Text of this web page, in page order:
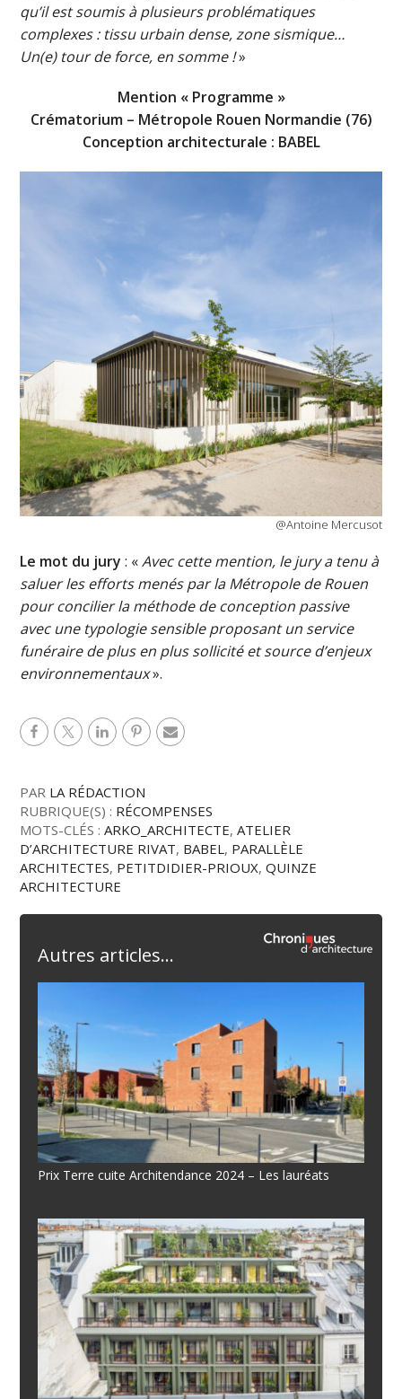
qu’il est soumis à plusieurs problématiques
complexes : tissu urbain dense, zone sismique…
Un(e) tour de force, en somme !»
Mention « Programme »
Crématorium – Métropole Rouen Normandie (76)
Conception architecturale : BABEL
@Antoine Mercusot
Le mot du jury : «Avec cette mention, le jury a tenu à
saluer les efforts menés par la Métropole de Rouen
pour concilier la méthode de conception passive
avec une typologie sensible proposant un service
funéraire de plus en plus sollicité et source d’enjeux
environnementaux».
PAR LA RÉDACTION
RUBRIQUE(S) : RÉCOMPENSES
MOTS-CLÉS :ARKO_ARCHITECTE,ATELIER
D’ARCHITECTURE RIVAT, BABEL , PARALLÈLE
ARCHITECTES, PETITDIDIER-PRIOUX,QUINZE
ARCHITECTURE
Autres articles...
Prix Terre cuite Architendance 2024 – Les lauréats